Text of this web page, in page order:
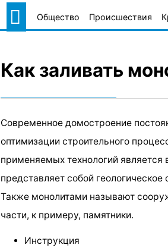
Общество Происшествия
Как заливать
Современное домостроение
оптимизации строительного
применяемых технологий является
представляет собой
Также монолитами называют
части, к примеру, памятники.
Инструкция